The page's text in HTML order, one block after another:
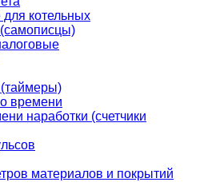
котельных
времени
наработки (счетчики
материалов и покрытий